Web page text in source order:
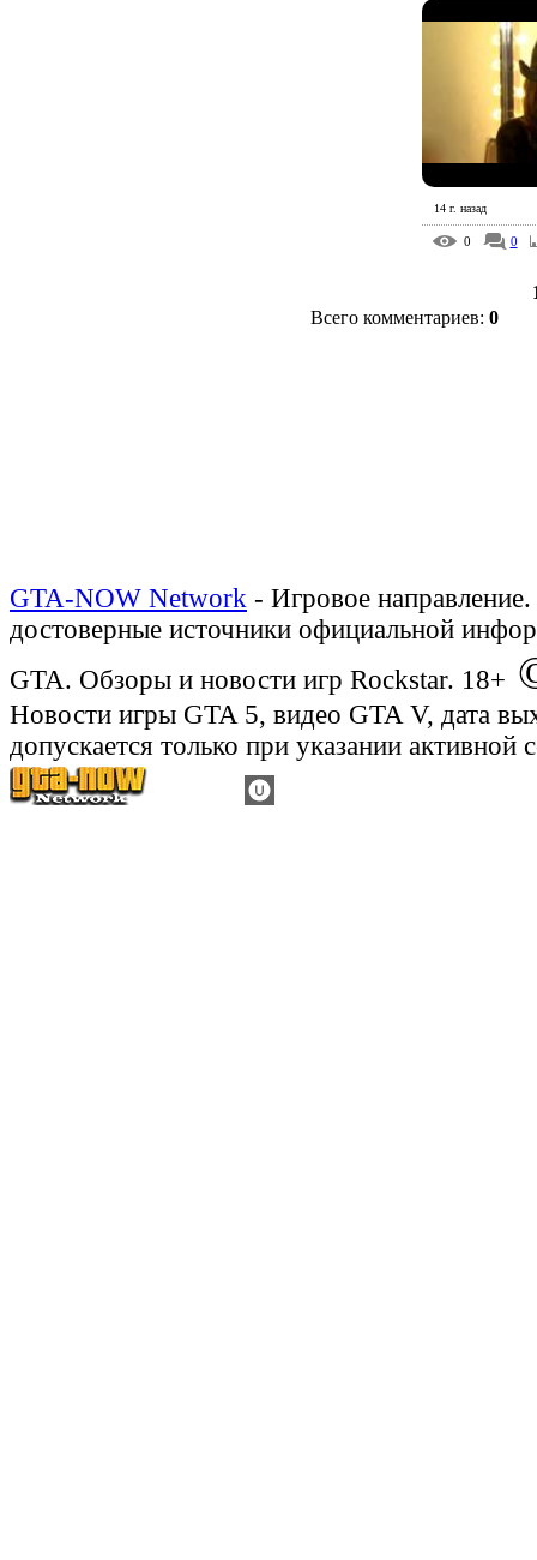
14 г. назад
0 0
Всего комментариев: 0
GTA-NOW Network - Игровое
достоверные источники официальной
GTA. Обзоры и новости игр Rockstar. 18+
Новости игры GTA 5, видео GTA V, дата
допускается только при указании активной